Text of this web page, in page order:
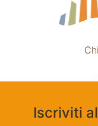
Iscriviti